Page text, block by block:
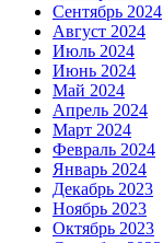
Сентябрь 2024
Август 2024
Июль 2024
Июнь 2024
Май 2024
Апрель 2024
Март 2024
Февраль 2024
Январь 2024
Декабрь 2023
Ноябрь 2023
Октябрь 2023